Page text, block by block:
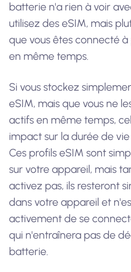
batterie n'a rien à voir
utilisez des eSIM, mais
que vous êtes connecté à
en même temps.
Si vous stockez
eSIM, mais que vous ne
actifs en même temps,
impact sur la durée de
Ces profils eSIM sont
sur votre appareil, mais
activez pas, ils resteront
dans votre appareil et
activement de se
qui n'entraînera pas de
batterie.